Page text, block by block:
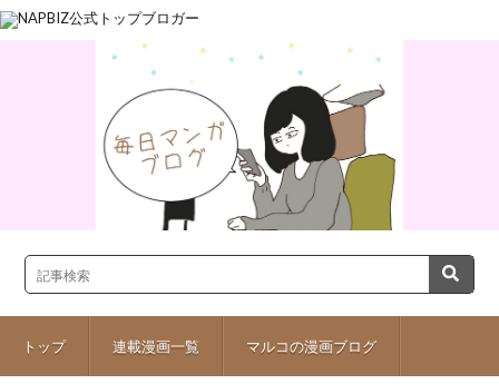
トップ 連載漫画一覧 マルコの漫画ブログ